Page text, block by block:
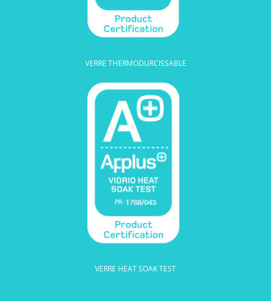
VERRE THERMODURCISSABLE
VERRE HEAT SOAK TEST